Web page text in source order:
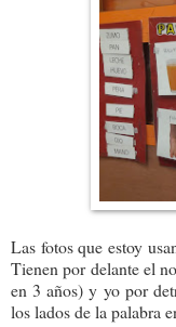
Las fotos que estoy
Tienen por delante el
en 3 años) y yo por
los lados de la palabra